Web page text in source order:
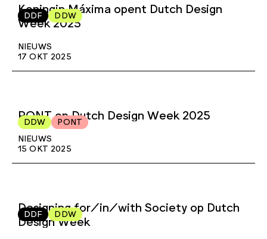
DDF DDW
Koningin Máxima opent Dutch Design
Week 2025
NIEUWS
17 OKT 2025
DDW PONT
PONT op Dutch Design Week 2025
NIEUWS
15 OKT 2025
DDF DDW
Designing for/in/with Society op Dutch
Design Week